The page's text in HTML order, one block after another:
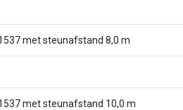
met steunafstand 8,0 m
met steunafstand 10,0 m